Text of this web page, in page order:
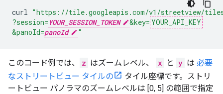
curl "https://tile.googleapis.com/v1/streetview/
?session= YOUR_SESSION_TOKEN &key= YOUR_API_KEY
&panoId=panoId "
このコード例では、 z はズームレベル、 x と y は 必要
なストリートビュー タイルの
タイル座標です。ストリ
ートビュー パノラマのズームレベルは [0, 5] の範囲で指定